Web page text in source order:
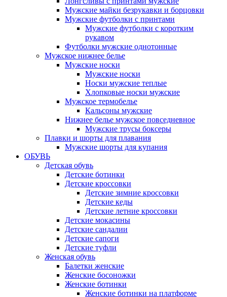
Мужские майки безрукавки и борцовки
Мужские футболки с принтами
Мужские футболки с коротким
рукавом
Футболки мужские однотонные
Мужское нижнее белье
Мужские носки
Мужские носки
Носки мужские теплые
Хлопковые носки мужские
Мужское термобелье
Кальсоны мужские
Нижнее белье мужское повседневное
Мужские трусы боксеры
Плавки и шорты для плавания
Мужские шорты для купания
ОБУВЬ
Детская обувь
Детские ботинки
Детские кроссовки
Детские зимние кроссовки
Детские кеды
Детские летние кроссовки
Детские мокасины
Детские сандалии
Детские сапоги
Детские туфли
Женская обувь
Балетки женские
Женские босоножки
Женские ботинки
Женские ботинки на платформе